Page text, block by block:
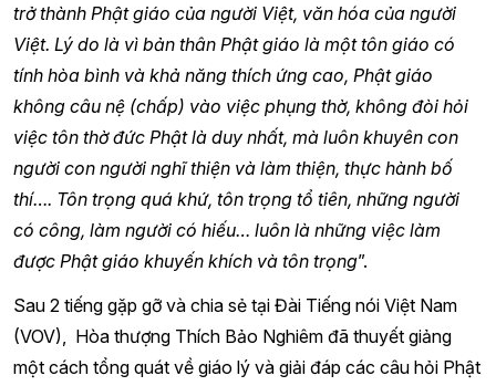
trở thành Phật giáo của người Việt, văn hóa của người
Việt. Lý do là vì bản thân Phật giáo là một tôn giáo có
tính hòa bình và khả năng thích ứng cao, Phật giáo
không câu nệ (chấp) vào việc phụng thờ, không đòi hỏi
việc tôn thờ đức Phật là duy nhất, mà luôn khuyên con
người con người nghĩ thiện và làm thiện, thực hành bố
thí…. Tôn trọng quá khứ, tôn trọng tổ tiên, những người
có công, làm người có hiếu… luôn là những việc làm
được Phật giáo khuyến khích và tôn trọng”.
Sau 2 tiếng gặp gỡ và chia sẻ tại Đài Tiếng nói Việt Nam
(VOV), Hòa thượng Thích Bảo Nghiêm đã thuyết giảng
một cách tổng quát về giáo lý và giải đáp các câu hỏi Phật